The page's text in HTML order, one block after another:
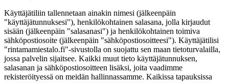
Käyttäjätiliin tallennetaan ainakin nimesi (jälkeenpäin
"käyttäjätunnuksesi"), henkilökohtainen salasana, jolla kirjaudut
sisään (jälkeenpäin "salasanasi") ja henkilökohtainen toimiva
sähköpostiosoite (jälkeenpäin "sähköpostiosoitteesi"). Käyttäjätilisi
"rintamamiestalo.fi"-sivustolla on suojattu sen maan tietoturvalailla,
jossa palvelin sijaitsee. Kaikki muut tieto käyttäjätunnuksen,
salasanan ja sähköpostiosoitteen lisäksi, joita vaadimme
rekisteröityessä on meidän hallinnassamme. Kaikissa tapauksissa